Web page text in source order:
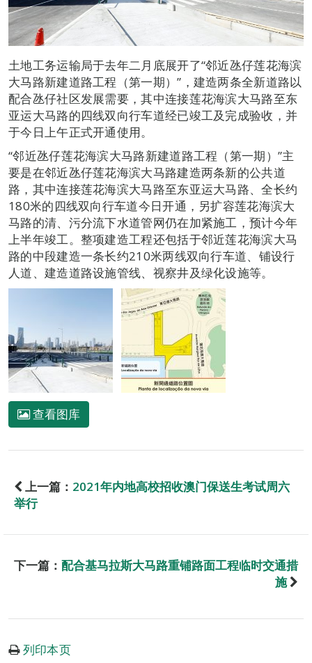
土地工务运输局于去年二月底展开了“邻近氹仔莲花海滨
大马路新建道路工程（第一期）”，建造两条全新道路以
配合氹仔社区发展需要，其中连接莲花海滨大马路至东
亚运大马路的四线双向行车道经已竣工及完成验收，并
于今日上午正式开通使用。
“邻近氹仔莲花海滨大马路新建道路工程（第一期）”主
要是在邻近氹仔莲花海滨大马路建造两条新的公共道
路，其中连接莲花海滨大马路至东亚运大马路、全长约
180米的四线双向行车道今日开通，另扩容莲花海滨大
马路的清、污分流下水道管网仍在加紧施工，预计今年
上半年竣工。整项建造工程还包括于邻近莲花海滨大马
路的中段建造一条长约210米两线双向行车道、铺设行
人道、建造道路设施管线、视察井及绿化设施等。
查看图库
上一篇： 2021年内地高校招收澳门保送生考试周六
举行
下一篇： 配合基马拉斯大马路重铺路面工程临时交通措
施
列印本页